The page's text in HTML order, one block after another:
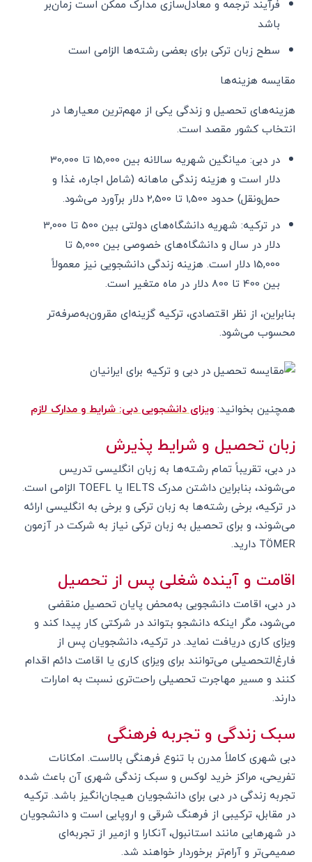
فرآیند ترجمه و معادل‌سازی مدارک ممکن است زمان‌بر
باشد
سطح زبان ترکی برای بعضی رشته‌ها الزامی است
مقایسه هزینه‌ها
هزینه‌های تحصیل و زندگی یکی از مهم‌ترین معیارها در
انتخاب کشور مقصد است.
در دبی: میانگین شهریه سالانه بین 15,000 تا 30,000
دلار است و هزینه زندگی ماهانه (شامل اجاره، غذا و
حمل‌ونقل) حدود 1,500 تا 2,500 دلار برآورد می‌شود.
در ترکیه: شهریه دانشگاه‌های دولتی بین 500 تا 3,000
دلار در سال و دانشگاه‌های خصوصی بین 5,000 تا
15,000 دلار است. هزینه زندگی دانشجویی نیز معمولاً
بین 400 تا 800 دلار در ماه متغیر است.
بنابراین، از نظر اقتصادی، ترکیه گزینه‌ای مقرون‌به‌صرفه‌تر
محسوب می‌شود.
همچنین بخوانید:ویزای دانشجویی دبی: شرایط و مدارک لازم
زبان تحصیل و شرایط پذیرش
در دبی، تقریباً تمام رشته‌ها به زبان انگلیسی تدریس
می‌شوند، بنابراین داشتن مدرک IELTS یا TOEFL الزامی است.
در ترکیه، برخی رشته‌ها به زبان ترکی و برخی به انگلیسی ارائه
می‌شوند، و برای تحصیل به زبان ترکی نیاز به شرکت در آزمون
TÖMER دارید.
اقامت و آینده شغلی پس از تحصیل
در دبی، اقامت دانشجویی به‌محض پایان تحصیل منقضی
می‌شود، مگر اینکه دانشجو بتواند در شرکتی کار پیدا کند و
ویزای کاری دریافت نماید. در ترکیه، دانشجویان پس از
فارغ‌التحصیلی می‌توانند برای ویزای کاری یا اقامت دائم اقدام
کنند و مسیر مهاجرت تحصیلی راحت‌تری نسبت به امارات
دارند.
سبک زندگی و تجربه فرهنگی
دبی شهری کاملاً مدرن با تنوع فرهنگی بالاست. امکانات
تفریحی، مراکز خرید لوکس و سبک زندگی شهری آن باعث شده
تجربه زندگی در دبی برای دانشجویان هیجان‌انگیز باشد. ترکیه
در مقابل، ترکیبی از فرهنگ شرقی و اروپایی است و دانشجویان
در شهرهایی مانند استانبول، آنکارا و ازمیر از تجربه‌ای
صمیمی‌تر و آرام‌تر برخوردار خواهند شد.